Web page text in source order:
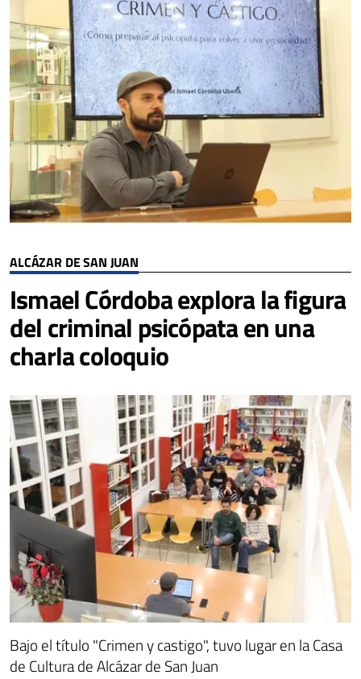
ALCÁZAR DE SAN JUAN
Ismael Córdoba explora la figura
del criminal psicópata en una
charla coloquio
Bajo el título "Crimen y castigo", tuvo lugar en la Casa
de Cultura de Alcázar de San Juan